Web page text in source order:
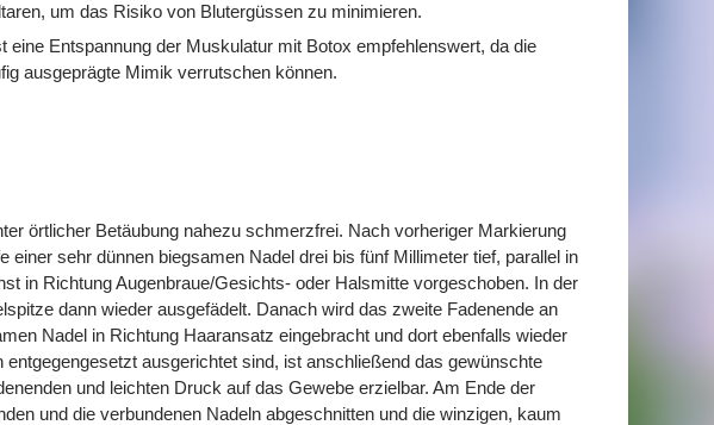
um das Risiko von Blutergüssen zu minimieren.
eine Entspannung der Muskulatur mit Botox empfehlenswert, da die
ausgeprägte Mimik verrutschen können.
örtlicher Betäubung nahezu schmerzfrei. Nach vorheriger Markierung
einer sehr dünnen biegsamen Nadel drei bis fünf Millimeter tief, parallel in
in Richtung Augenbraue/Gesichts- oder Halsmitte vorgeschoben. In der
dann wieder ausgefädelt. Danach wird das zweite Fadenende an
Nadel in Richtung Haaransatz eingebracht und dort ebenfalls wieder
ausgerichtet sind, ist anschließend das gewünschte
und leichten Druck auf das Gewebe erzielbar. Am Ende der
und die verbundenen Nadeln abgeschnitten und die winzigen, kaum